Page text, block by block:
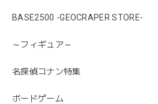
BASE2500 -GEOCRAPER STORE-
～フィギュア～
名探偵コナン特集
ボードゲーム